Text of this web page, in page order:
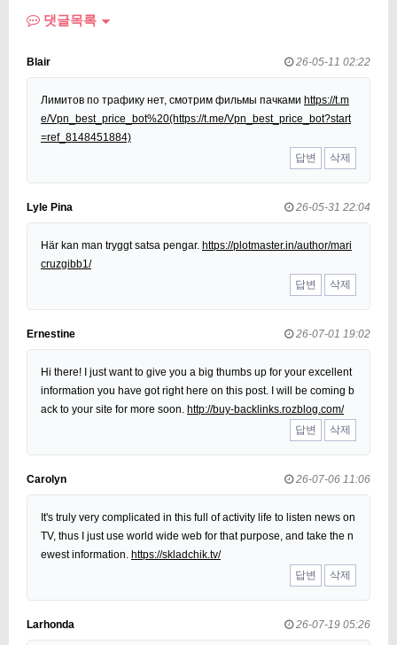
댓글목록
Blair 26-05-11 02:22
Лимитов по трафику нет, смотрим фильмы пачками https://t.m
e/Vpn_best_price_bot%20(https://t.me/Vpn_best_price_bot?start
=ref_8148451884)
답변
삭제
Lyle Pina 26-05-31 22:04
Här kan man tryggt satsa pengar. https://plotmaster.in/author/mari
cruzgibb1/
답변
삭제
Ernestine 26-07-01 19:02
Hi there! I just want to give you a big thumbs up for your excellent
information you have got right here on this post. I will be coming b
ack to your site for more soon. http://buy-backlinks.rozblog.com/
답변
삭제
Carolyn 26-07-06 11:06
It's truly very complicated in this full of activity life to listen news on
TV, thus I just use world wide web for that purpose, and take the n
ewest information. https://skladchik.tv/
답변
삭제
Larhonda 26-07-19 05:26